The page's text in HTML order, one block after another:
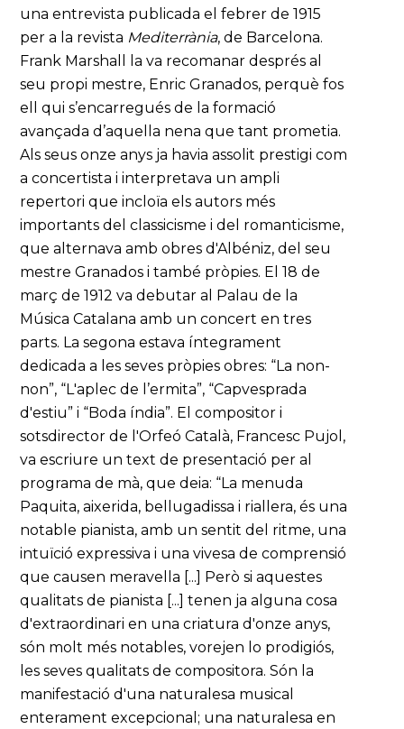
una entrevista publicada el febrer de 1915
per a la revista Mediterrània, de Barcelona.
Frank Marshall la va recomanar després al
seu propi mestre, Enric Granados, perquè fos
ell qui s’encarregués de la formació
avançada d’aquella nena que tant prometia.
Als seus onze anys ja havia assolit prestigi com
a concertista i interpretava un ampli
repertori que incloïa els autors més
importants del classicisme i del romanticisme,
que alternava amb obres d'Albéniz, del seu
mestre Granados i també pròpies. El 18 de
març de 1912 va debutar al Palau de la
Música Catalana amb un concert en tres
parts. La segona estava íntegrament
dedicada a les seves pròpies obres: “La non-
non”, “L'aplec de l’ermita”, “Capvesprada
d'estiu” i “Boda índia”. El compositor i
sotsdirector de l'Orfeó Català, Francesc Pujol,
va escriure un text de presentació per al
programa de mà, que deia: “La menuda
Paquita, aixerida, bellugadissa i riallera, és una
notable pianista, amb un sentit del ritme, una
intuïció expressiva i una vivesa de comprensió
que causen meravella [...] Però si aquestes
qualitats de pianista [...] tenen ja alguna cosa
d'extraordinari en una criatura d'onze anys,
són molt més notables, vorejen lo prodigiós,
les seves qualitats de compositora. Són la
manifestació d'una naturalesa musical
enterament excepcional; una naturalesa en